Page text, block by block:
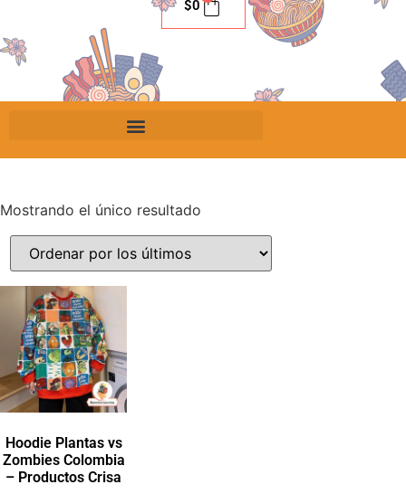
$0
Mostrando el único resultado
Hoodie Plantas vs
Zombies Colombia
– Productos Crisa